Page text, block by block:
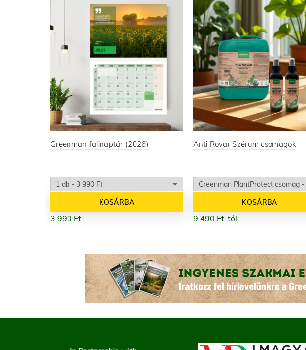
Greenman falinaptár (2026)
KOSÁRBA
3 990 Ft
Anti Rovar Szérum csomagok
KOSÁRBA
9 490 Ft-tól